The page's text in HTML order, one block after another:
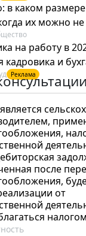
в каком
их можно не
на работу в
и
Реклама
после
от